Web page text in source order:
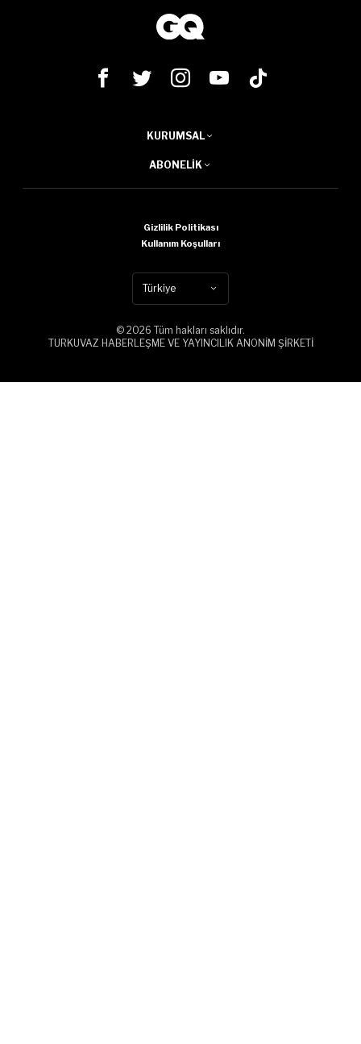
KURUMSAL
ABONELIK
Gizlilik Politikası
Kullanım Koşulları
Türkiye
© 2026 Tüm hakları saklıdır.
TURKUVAZ HABERLEŞME VE YAYINCILIK ANONİM ŞİRKETİ